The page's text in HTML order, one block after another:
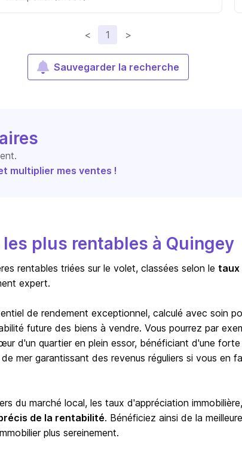
< 1 >
Sauvegarder la recherche
multiplier mes ventes !
plus rentables à Quingey
rentables triées sur le volet, classées selon le taux
expert.
de rendement exceptionnel, calculé avec soin
future des biens à vendre. Vous pourrez par
d'un quartier en plein essor, bénéficiant d'une forte
mer garantissant des revenus réguliers si vous en
du marché local, les taux d'appréciation
de la rentabilité. Bénéficiez ainsi de la meilleure
plus sereinement.